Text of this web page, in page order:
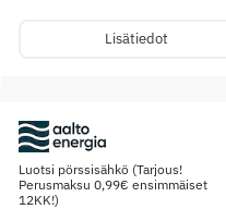
Lisätiedot
Luotsi pörssisähkö (Tarjous!
Perusmaksu 0,99€ ensimmäiset
12KK!)